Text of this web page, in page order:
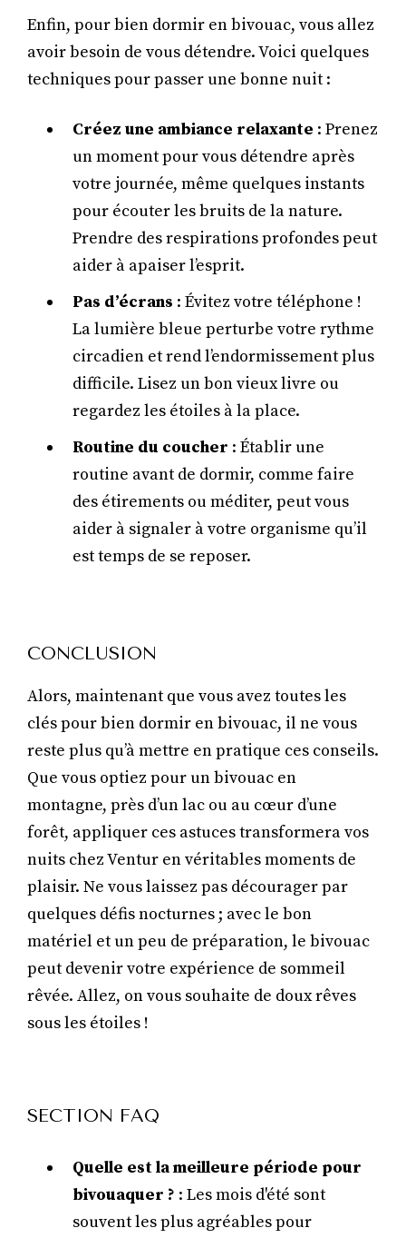
Enfin, pour bien dormir en bivouac, vous allez
avoir besoin de vous détendre. Voici quelques
techniques pour passer une bonne nuit :
Créez une ambiance relaxante : Prenez
un moment pour vous détendre après
votre journée, même quelques instants
pour écouter les bruits de la nature.
Prendre des respirations profondes peut
aider à apaiser l’esprit.
Pas d’écrans : Évitez votre téléphone !
La lumière bleue perturbe votre rythme
circadien et rend l’endormissement plus
difficile. Lisez un bon vieux livre ou
regardez les étoiles à la place.
Routine du coucher : Établir une
routine avant de dormir, comme faire
des étirements ou méditer, peut vous
aider à signaler à votre organisme qu’il
est temps de se reposer.
CONCLUSION
Alors, maintenant que vous avez toutes les
clés pour bien dormir en bivouac, il ne vous
reste plus qu’à mettre en pratique ces conseils.
Que vous optiez pour un bivouac en
montagne, près d’un lac ou au cœur d’une
forêt, appliquer ces astuces transformera vos
nuits chez Ventur en véritables moments de
plaisir. Ne vous laissez pas décourager par
quelques défis nocturnes ; avec le bon
matériel et un peu de préparation, le bivouac
peut devenir votre expérience de sommeil
rêvée. Allez, on vous souhaite de doux rêves
sous les étoiles !
SECTION FAQ
Quelle est la meilleure période pour
bivouaquer ? : Les mois d'été sont
souvent les plus agréables pour